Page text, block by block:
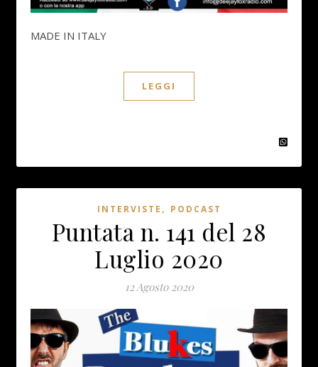
MADE IN ITALY
LEGGI
INTERVISTE , PODCAST
Puntata n. 141 del 28
Luglio 2020
12 Agosto 2020